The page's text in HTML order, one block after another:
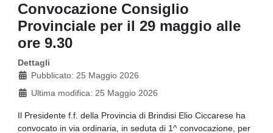
Convocazione Consiglio
Provinciale per il 29 maggio alle
ore 9.30
Dettagli
Pubblicato: 25 Maggio 2026
Ultima modifica: 25 Maggio 2026
Il Presidente f.f. della Provincia di Brindisi Elio Ciccarese ha
convocato in via ordinaria, in seduta di 1^ convocazione, per